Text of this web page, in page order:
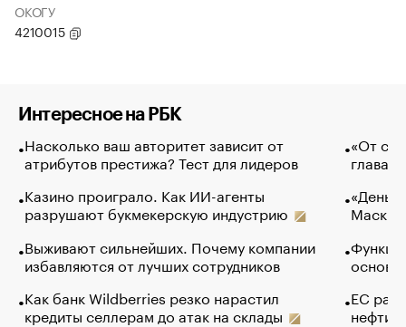
ОКОГУ
4210015
Интересное на РБК
Насколько ваш авторитет зависит от
атрибутов престижа? Тест для лидеров
Казино проиграло. Как ИИ-агенты
разрушают букмекерскую индустрию
Выживают сильнейших. Почему компании
избавляются от лучших сотрудников
Как банк Wildberries резко нарастил
кредиты селлерам до атак на склады
«От
глава
Маск в
основ
ЕС
нефти